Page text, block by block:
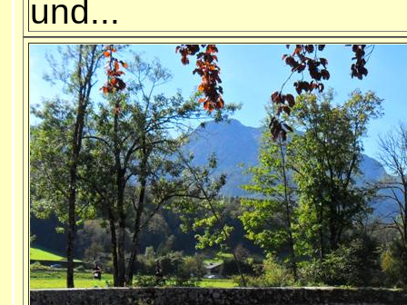
und...